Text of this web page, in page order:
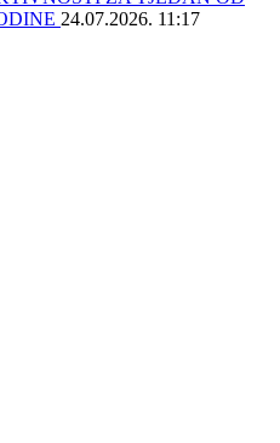
24.07.2026. 11:17